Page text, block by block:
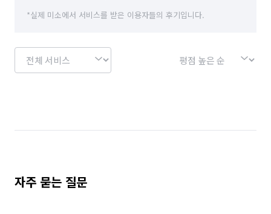
*실제 미소에서 서비스를 받은 이용자들의 후기입니다.
자주 묻는 질문